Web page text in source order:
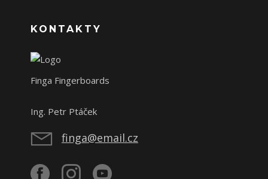
KONTAKTY
Finga Fingerboards
Ing. Petr Ptáček
finga@email.cz